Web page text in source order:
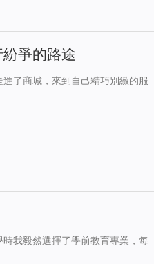
爭的路途
了商城，來到自己精巧別緻的服
我毅然選擇了學前教育專業，每